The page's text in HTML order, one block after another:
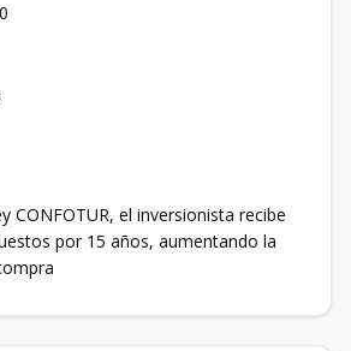
CONFOTUR, el inversionista recibe
por 15 años, aumentando la